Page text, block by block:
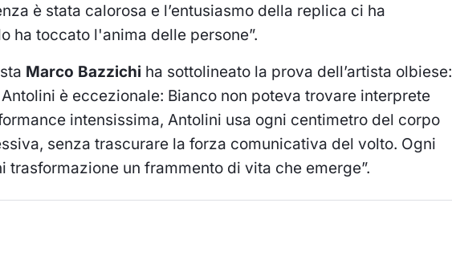
è stata calorosa e l’entusiasmo della replica ci ha
ha toccato l'anima delle persone”.
Marco Bazzichi ha sottolineato la prova dell’artista olbiese:
è eccezionale: Bianco non poteva trovare interprete
intensissima, Antolini usa ogni centimetro del corpo
senza trascurare la forza comunicativa del volto. Ogni
trasformazione un frammento di vita che emerge”.